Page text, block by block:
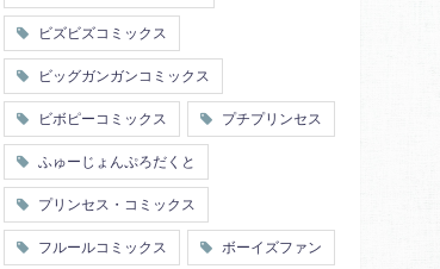
ビズビズコミックス
ビッグガンガンコミックス
ビボピーコミックス プチプリンセス
ふゅーじょんぷろだくと
プリンセス・コミックス
フルールコミックス ボーイズファン